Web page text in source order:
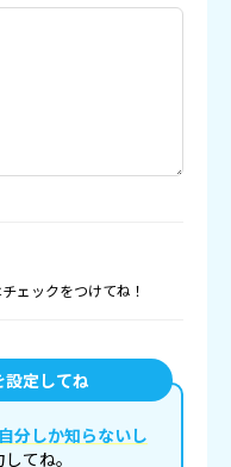
ェックをつけてね！
定してね
自分しか知らないし
てね。